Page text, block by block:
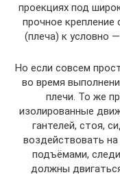
проекциях под
прочное
(плеча) к условно
Но если совсем
во время
плечи. То же
изолированные
гантелей, стоя,
воздействовать
подъёмами,
должны